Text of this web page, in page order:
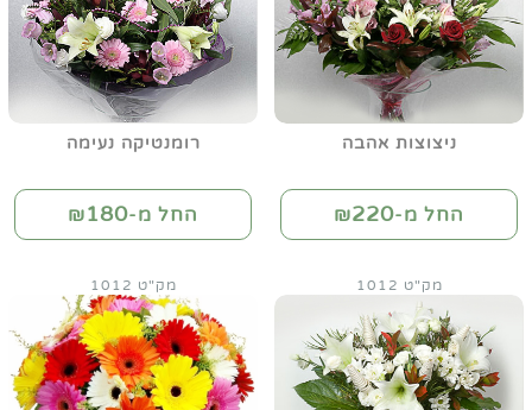
ניצוצות אהבה
החל מ-₪220
רומנטיקה נעימה
החל מ-₪180
מק"ט 1012 מק"ט 1012